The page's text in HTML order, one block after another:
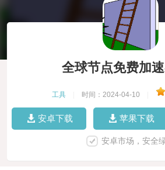
全球节点免费加
工具 时间：2024-04-10
安卓下载 苹果下载
安卓市场，安全